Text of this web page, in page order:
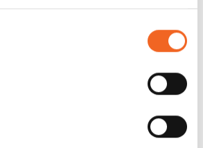
u handmatig het te betalen bedrag
dat de betaling is voldaan en is
is het van belang dat u
vermeld. Bij het betalen van een